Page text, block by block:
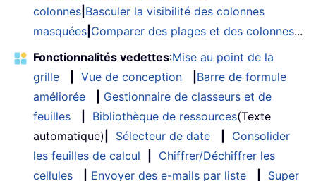
colonnes Basculer la visibilité des colonnes
masquées Comparer des plages et des colonnes...
Fonctionnalités vedettes:Mise au point de la
grille
Vue de conception
Barre de formule
améliorée
Gestionnaire de classeurs et de
feuilles
Bibliothèque de ressources(Texte
automatique)
Sélecteur de date
Consolider
les feuilles de calcul
Chiffrer/Déchiffrer les
cellules
Envoyer des e-mails par liste
Super